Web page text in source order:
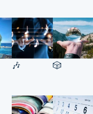
🎶 🎲